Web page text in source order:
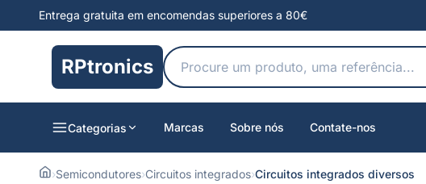
Entrega gratuita em encomendas superiores a 80€
RPtronics
Categorias Marcas Sobre nós Contate-nos
›Semicondutores›Circuitos integrados›Circuitos integrados diversos